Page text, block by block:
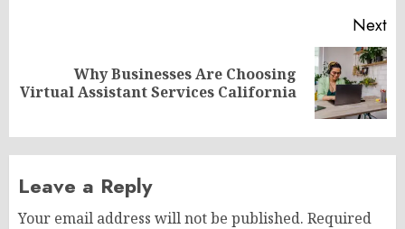
Next
post:
Why Businesses Are Choosing
Virtual Assistant Services California
Leave a Reply
Your email address will not be published. Required